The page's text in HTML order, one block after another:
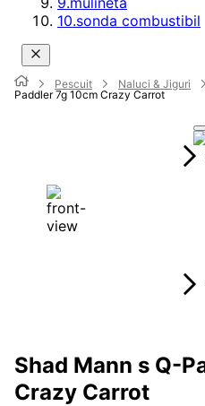
10.sonda combustibil
Pescuit Naluci & Jiguri
Paddler 7g 10cm Crazy Carrot
Shad Mann s Q-
Crazy Carrot